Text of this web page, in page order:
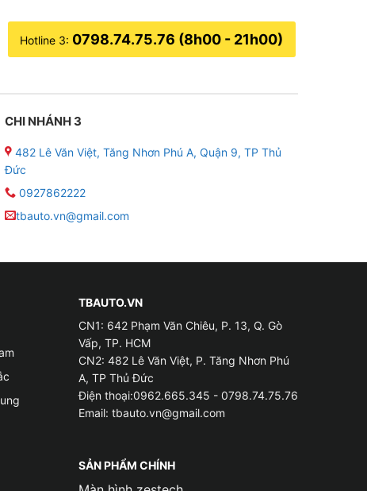
Hotline 3: 0798.74.75.76 (8h00 - 21h00)
CHI NHÁNH 3
482 Lê Văn Việt, Tăng Nhơn Phú A, Quận 9, TP Thủ
Đức
0927862222
tbauto.vn@gmail.com
TBAUTO.VN
CN1: 642 Phạm Văn Chiêu, P. 13, Q. Gò
Vấp, TP. HCM
CN2: 482 Lê Văn Việt, P. Tăng Nhơn Phú
A, TP Thủ Đức
Điện thoại:0962.665.345 - 0798.74.75.76
Email: tbauto.vn@gmail.com
SẢN PHẨM CHÍNH